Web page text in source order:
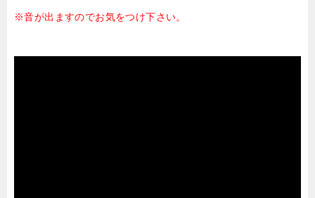
※音が出ますのでお気をつけ下さい。